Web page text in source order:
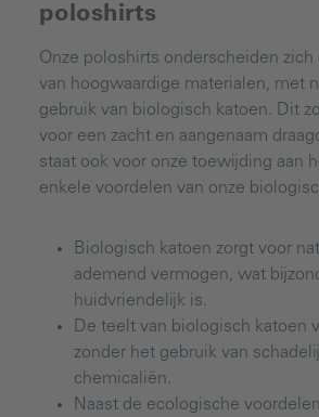
poloshirts
Onze poloshirts onderscheiden zich
van hoogwaardige materialen, met
gebruik van biologisch katoen. Dit
voor een zacht en aangenaam
staat ook voor onze toewijding aan
enkele voordelen van onze
Biologisch katoen zorgt voor
ademend vermogen, wat
huidvriendelijk is.
De teelt van biologisch katoen
zonder het gebruik van
chemicaliën.
Naast de ecologische